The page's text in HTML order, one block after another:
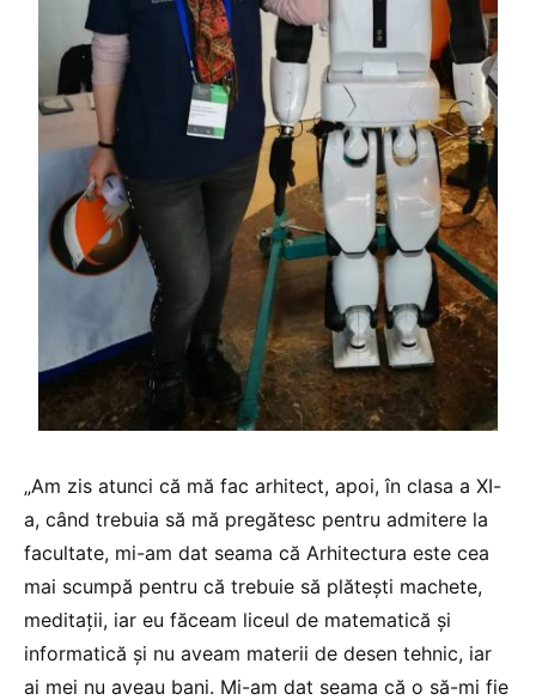
„Am zis atunci că mă fac arhitect, apoi, în clasa a XI-
a, când trebuia să mă pregătesc pentru admitere la
facultate, mi-am dat seama că Arhitectura este cea
mai scumpă pentru că trebuie să plătești machete,
meditații, iar eu făceam liceul de matematică și
informatică și nu aveam materii de desen tehnic, iar
ai mei nu aveau bani. Mi-am dat seama că o să-mi fie